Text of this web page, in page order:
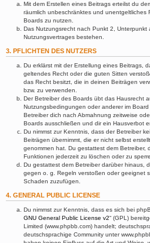
Mit dem Erstellen eines Beitrags erteilst du
räumlich unbeschränktes und unentgeltliches
Boards zu nutzen.
Das Nutzungsrecht nach Punkt 2,
Nutzungsvertrages bestehen.
3. PFLICHTEN DES NUTZERS
Du erklärst mit der Erstellung eines Beitrags,
geltendes Recht oder die guten Sitten
das Recht besitzt, die in deinen Beiträgen
bzw. zu verwenden.
Der Betreiber des Boards übt das Hausrecht
Nutzungsbedingungen oder anderer im
Betreiber dich nach Abmahnung zeitweise
Boards ausschließen und dir ein Hausverbot
Du nimmst zur Kenntnis, dass der Betreiber
Beiträgen übernimmt, die er nicht selbst
genommen hat. Du gestattest dem Betreiber,
Funktionen jederzeit zu löschen oder zu
Du gestattest dem Betreiber darüber hinaus,
gegen o. g. Regeln verstoßen oder geeignet
Schaden zuzufügen.
4. GENERAL PUBLIC LICENSE
Du nimmst zur Kenntnis, dass es sich bei
GNU General Public License v2“ (GPL)
Limited (www.phpbb.com) handelt;
deutschsprachige Community unter